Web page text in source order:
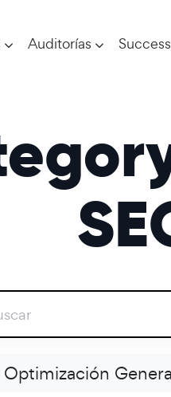
Auditorías
Optimización